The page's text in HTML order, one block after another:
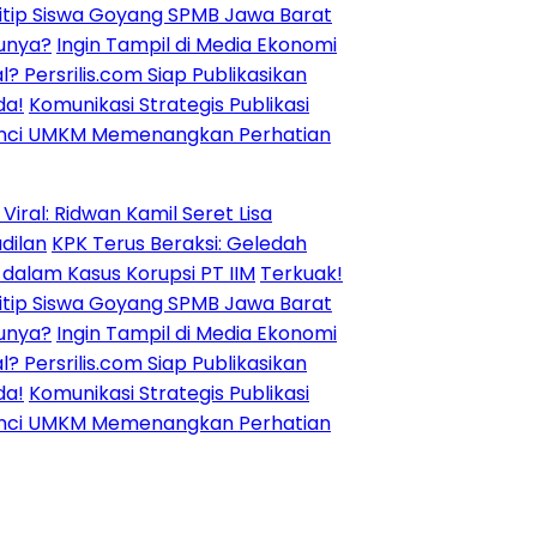
Goyang SPMB Jawa Barat
Tampil di Media Ekonomi
Siap Publikasikan
Strategis Publikasi
Memenangkan Perhatian
Kamil Seret Lisa
Terus Beraksi: Geledah
Korupsi PT IIMTerkuak!
Goyang SPMB Jawa Barat
Tampil di Media Ekonomi
Siap Publikasikan
Strategis Publikasi
Memenangkan Perhatian